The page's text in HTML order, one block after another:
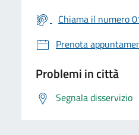
Chiama il numero
Prenota
Problemi in città
Segnala disservizio